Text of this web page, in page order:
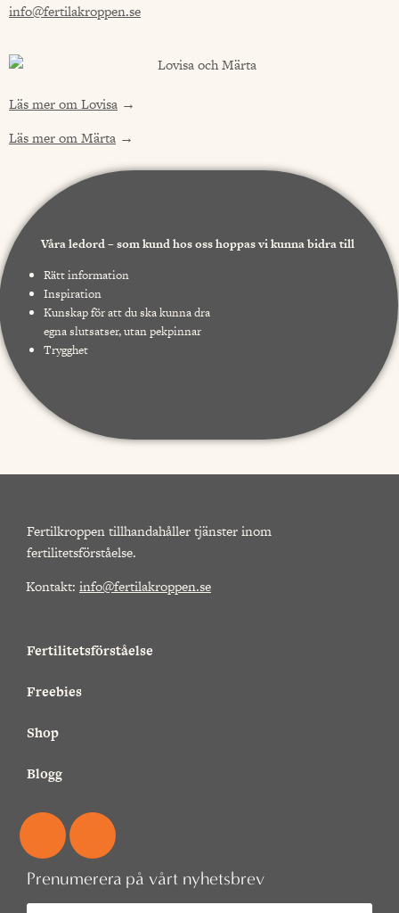
info@fertilakroppen.se
Läs mer om Lovisa →
Läs mer om Märta →
Våra ledord – som kund hos oss hoppas vi kunna bidra till
Rätt information
Inspiration
Kunskap för att du ska kunna dra
egna slutsatser, utan pekpinnar
Trygghet
Fertilkroppen tillhandahåller tjänster inom
fertilitetsförståelse.
Kontakt: info@fertilakroppen.se
Fertilitetsförståelse
Freebies
Shop
Blogg
Prenumerera på vårt nyhetsbrev